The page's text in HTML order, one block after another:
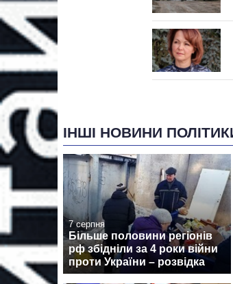
ІНШІ НОВИНИ
7 серпня
Більше половини регіонів
рф збідніли за 4 роки війни
проти України – розвідка